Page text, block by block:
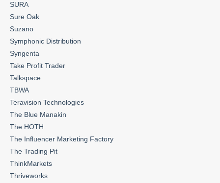
SURA
Sure Oak
Suzano
Symphonic Distribution
Syngenta
Take Profit Trader
Talkspace
TBWA
Teravision Technologies
The Blue Manakin
The HOTH
The Influencer Marketing Factory
The Trading Pit
ThinkMarkets
Thriveworks